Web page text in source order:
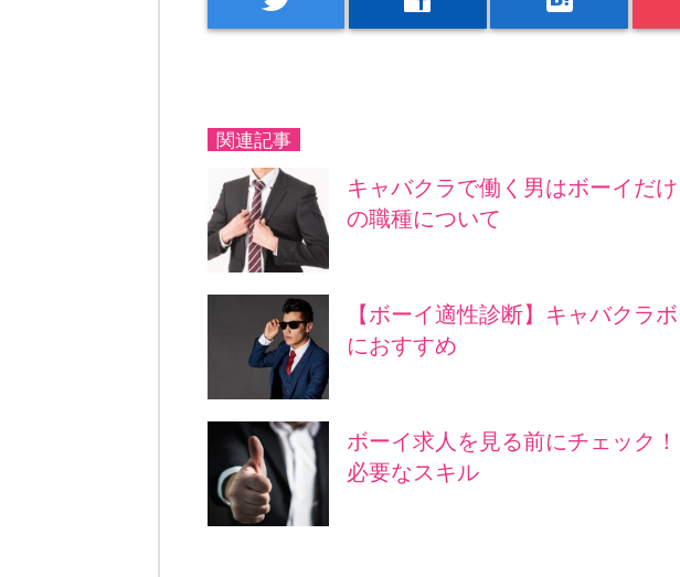
関連記事
キャバクラで働く男はボーイだ
の職種について
【ボーイ適性診断】キャバクラ
におすすめ
ボーイ求人を見る前にチェック
必要なスキル